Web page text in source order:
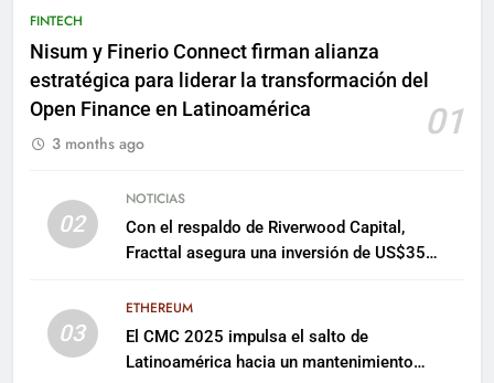
FINTECH
Nisum y Finerio Connect firman alianza
estratégica para liderar la transformación del
Open Finance en Latinoamérica
01
3 months ago
02
NOTICIAS
Con el respaldo de Riverwood Capital,
Fracttal asegura una inversión de US$35
03
ETHEREUM
El CMC 2025 impulsa el salto de
Latinoamérica hacia un mantenimiento